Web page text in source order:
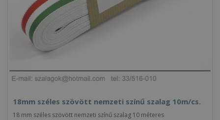
18mm széles szövött nemzeti színű szalag 10m/cs.
18 mm széles szövött nemzeti színű szalag 10 méteres